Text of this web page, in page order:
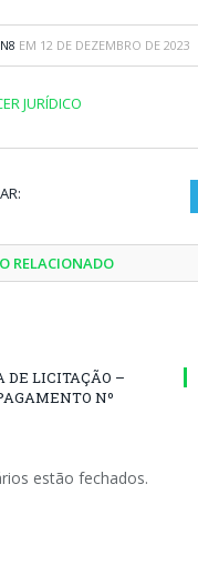
EM 12 DE DEZEMBRO DE 2023
JURÍDICO
RELACIONADO
DE LICITAÇÃO –
Nº
estão fechados.